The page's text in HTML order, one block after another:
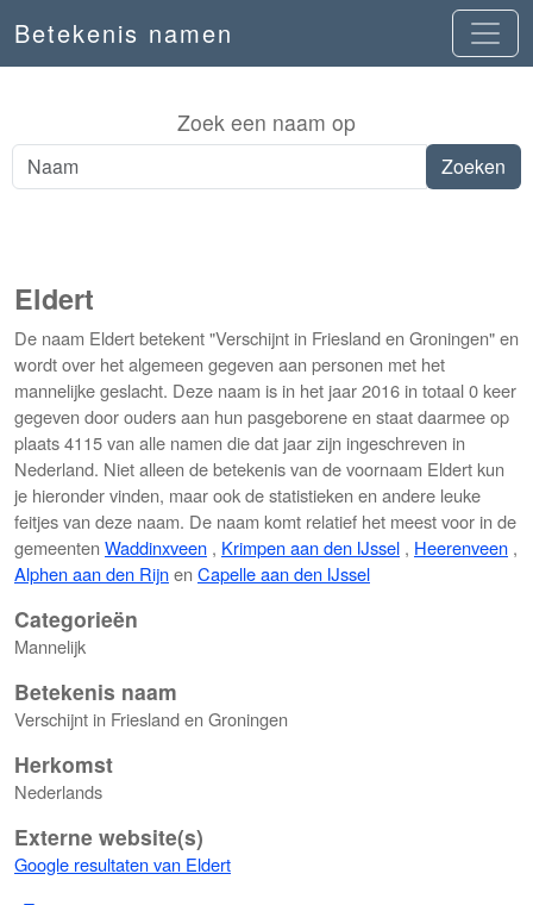
Betekenis namen
Zoek een naam op
Eldert
De naam Eldert betekent "Verschijnt in Friesland en Groningen" en
wordt over het algemeen gegeven aan personen met het
mannelijke geslacht. Deze naam is in het jaar 2016 in totaal 0 keer
gegeven door ouders aan hun pasgeborene en staat daarmee op
plaats 4115 van alle namen die dat jaar zijn ingeschreven in
Nederland. Niet alleen de betekenis van de voornaam Eldert kun
je hieronder vinden, maar ook de statistieken en andere leuke
feitjes van deze naam. De naam komt relatief het meest voor in de
gemeenten Waddinxveen , Krimpen aan den IJssel , Heerenveen ,
Alphen aan den Rijnen Capelle aan den IJssel
Categorieën
Mannelijk
Betekenis naam
Verschijnt in Friesland en Groningen
Herkomst
Nederlands
Externe website(s)
Google resultaten van Eldert